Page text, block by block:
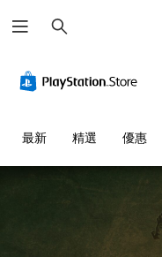
尋
最新 精選 優惠